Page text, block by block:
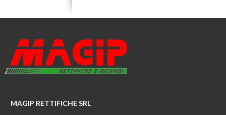
MAGIP RETTIFICHE SRL